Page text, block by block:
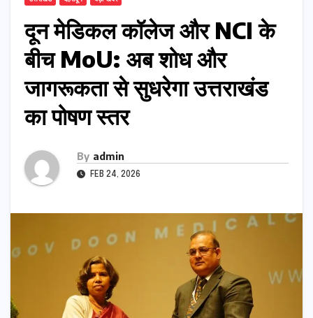
दून मेडिकल कॉलेज और NCI के
बीच MoU: अब शोध और
जागरूकता से सुधरेगा उत्तराखंड
का पोषण स्तर
By admin
FEB 24, 2026